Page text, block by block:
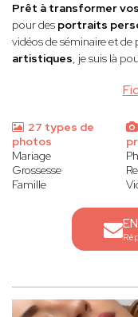
Prêt à transformer
pour des portraits
vidéos de séminaire et de
artistiques, je suis là
27 types de
photos
Mariage
Grossesse
Famille